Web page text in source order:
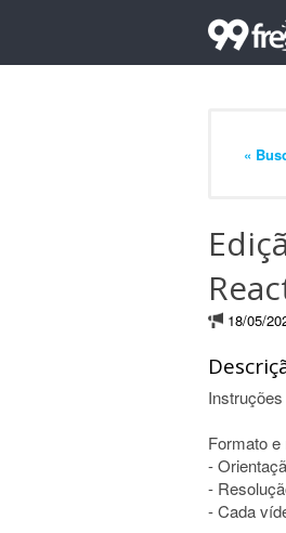
«
18/05/
Formato
-
-
- Cada